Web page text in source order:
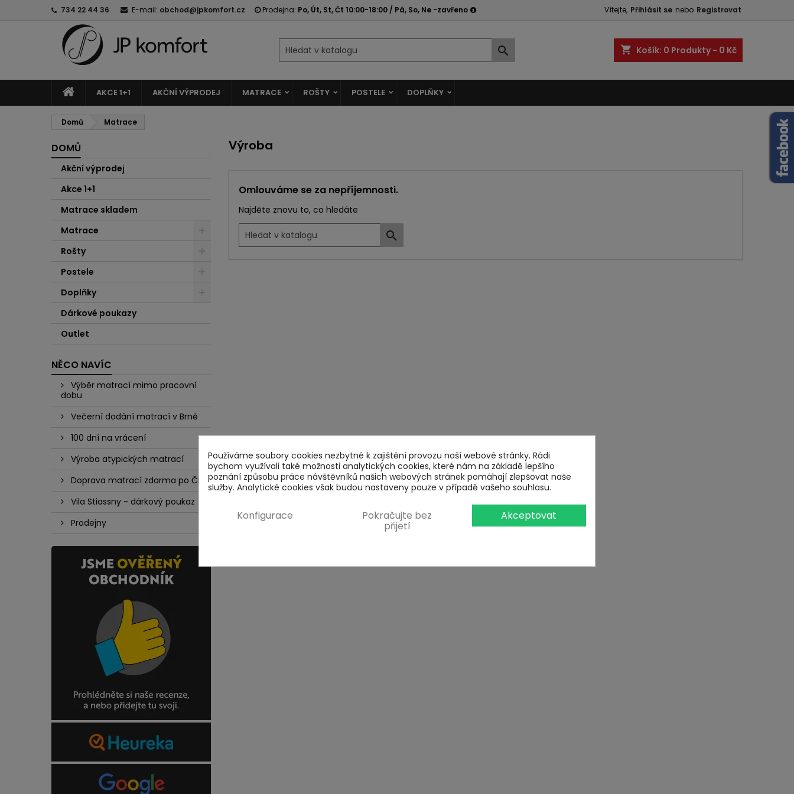
734 22 44 36 E-mail: obchod@jpkomfort.cz Prodejna: Po, Út, St, Čt 10:00-18:00 / Pá, So, Ne -zavřeno Vítejte, Přihlásit se nebo Registrovat
shopping_cart Košík: 0 Produkty - 0 Kč

AKCE 1+1 AKČNÍ VÝPRODEJ MATRACE ROŠTY POSTELE DOPLŇKY
Domů Matrace
DOMŮ
Akční výprodej
Akce 1+1
Matrace skladem
Matrace
Rošty
Postele
Doplňky
Dárkové poukazy
Outlet
NĚCO NAVÍC
Výběr matrací mimo pracovní
dobu
Večerní dodání matrací v Brně
100 dní na vrácení
Výroba atypických matrací
Doprava matrací zdarma po ČR
Vila Stiassny - dárkový poukaz
Prodejny
Výroba
Omlouváme se za nepříjemnosti.
Najděte znovu to, co hledáte

Používáme soubory cookies nezbytné k zajištění provozu naší webové stránky. Rádi
bychom využívali také možnosti analytických cookies, které nám na základě lepšího
poznání způsobu práce návštěvníků našich webových stránek pomáhají zlepšovat naše
služby. Analytické cookies však budou nastaveny pouze v případě vašeho souhlasu.
Akceptovat
Pokračujte bez
přijetí
Konfigurace